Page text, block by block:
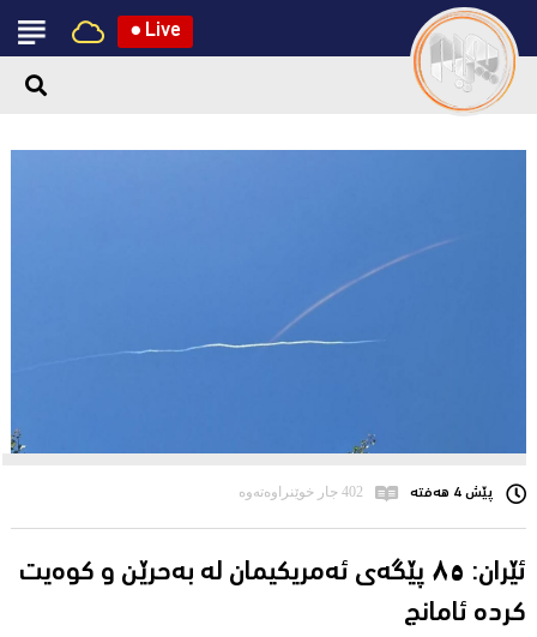
● Live
پێش 4 هەفتە 402 جار خوێنراوەتەوە
ئێران: ٨٥ پێگەی ئەمریکیمان لە بەحرێن و کوەیت
کردە ئامانج